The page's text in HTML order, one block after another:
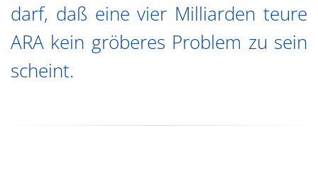
darf, daß eine vier Milliarden teure
ARA kein gröberes Problem zu sein
scheint.